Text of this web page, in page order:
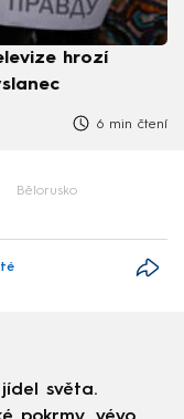
hrozí
6 min čtení
Bělorusko
světa.